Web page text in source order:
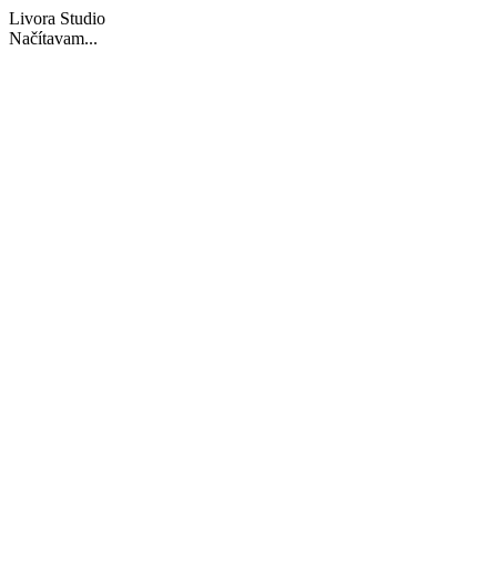
Livora Studio
Načítavam...